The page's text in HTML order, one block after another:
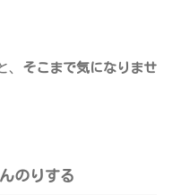
、 そこまで気になりませ
のりする